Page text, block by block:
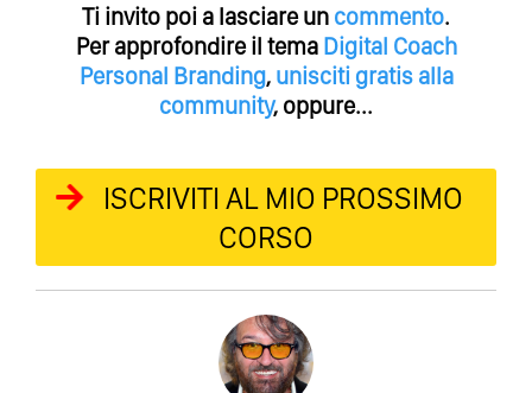
Ti invito poi a lasciare un commento.
Per approfondire il tema Digital Coach
Personal Branding, unisciti gratis alla
community, oppure...
ISCRIVITI AL MIO PROSSIMO
CORSO